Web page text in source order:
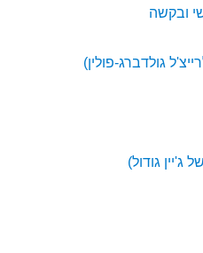
ובקשה
גולדברג-פולין)
גודול)